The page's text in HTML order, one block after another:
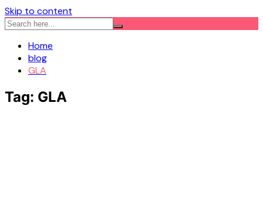
Skip to content
Home
blog
GLA
Tag: GLA